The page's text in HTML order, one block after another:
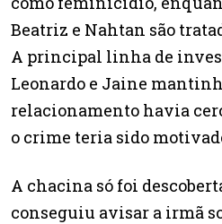
Beatriz e Nahtan são
A principal linha de
Leonardo e Jaine
relacionamento havia
o crime teria sido
A chacina só foi
conseguiu avisar a irmã